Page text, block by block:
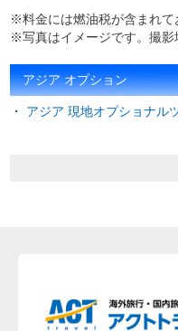
※料金には燃油税が含まれて
※写真はイメージです。撮影
アジア オプション
・ アジア 現地オプショナル